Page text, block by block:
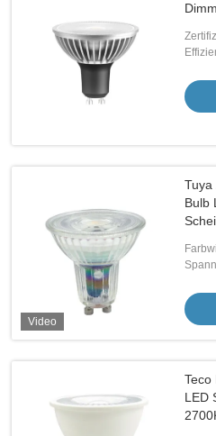
7.5W 1800K bis 2700K Dunkel bis
24 Grad Ra98
Plaudern Sie Jetzt
Video
Tuya
Bulb
Teco
LED